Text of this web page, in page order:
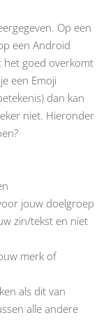
Op een
een Android
het goed overkomt
een Emoji
dan kan
niet. Hieronder
jouw doelgroep
zin/tekst en niet
merk of
als dit van
alle andere